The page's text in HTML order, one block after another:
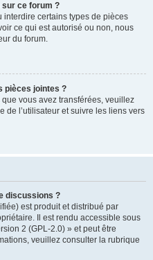
ce forum ?
certains types de pièces
ce qui est autorisé ou non, nous
du forum.
pièces jointes ?
vous avez transférées, veuillez
de l’utilisateur et suivre les liens vers
discussions ?
est produit et distribué par
Il est rendu accessible sous
2 (GPL-2.0) » et peut être
veuillez consulter la rubrique